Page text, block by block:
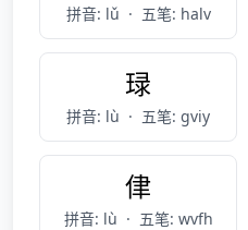
拼音: lǔ · 五笔: halv
琭
拼音: lù · 五笔: gviy
侓
拼音: lù · 五笔: wvfh